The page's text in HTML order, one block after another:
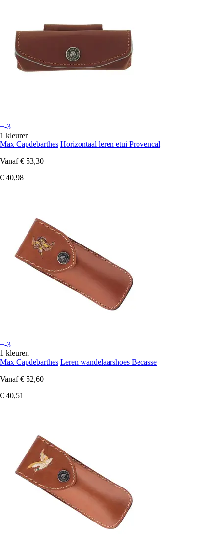
+-3
1 kleuren
Max Capdebarthes Horizontaal leren etui Provencal
Vanaf € 53,30
€ 40,98
+-3
1 kleuren
Max Capdebarthes Leren wandelaarshoes Becasse
Vanaf € 52,60
€ 40,51